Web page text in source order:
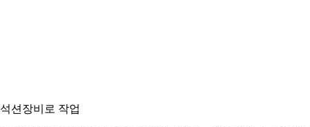
션장비로 작업